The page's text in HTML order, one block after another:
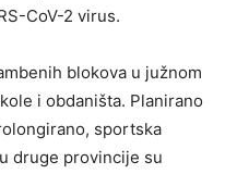
CoV-2 virus.
blokova u južnom
i obdaništa. Planirano
sportska
druge provincije su